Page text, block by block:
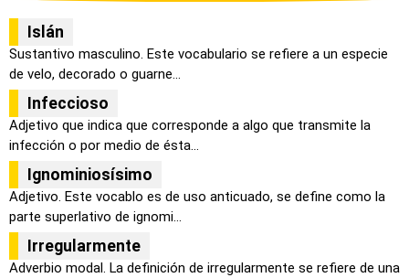
Islán
Sustantivo masculino. Este vocabulario se refiere a un especie
de velo, decorado o guarne...
Infeccioso
Adjetivo que indica que corresponde a algo que transmite la
infección o por medio de ésta...
Ignominiosísimo
Adjetivo. Este vocablo es de uso anticuado, se define como la
parte superlativo de ignomi...
Irregularmente
Adverbio modal. La definición de irregularmente se refiere de una